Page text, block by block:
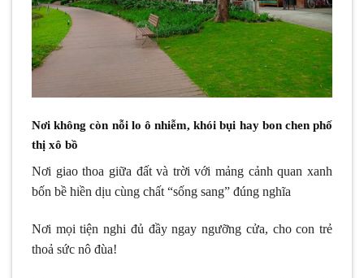
Nơi không còn nỗi lo ô nhiễm, khói bụi hay bon chen phố
thị xô bồ
Nơi giao thoa giữa đất và trời với mảng cảnh quan xanh
bốn bề hiền dịu cùng chất “sống sang” đúng nghĩa
Nơi mọi tiện nghi đủ đầy ngay ngưỡng cửa, cho con trẻ
thoả sức nô đùa!